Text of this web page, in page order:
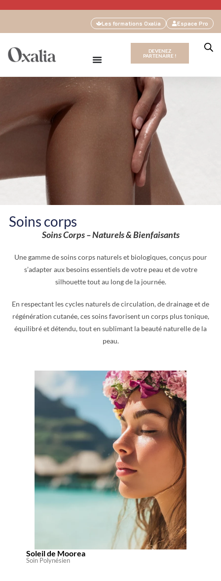
Espace Pro
Les formations Oxalia
DEVENEZ
PARTENAIRE !
Soins corps
Soins Corps – Naturels & Bienfaisants
Une gamme de soins corps naturels et biologiques, conçus pour
s’adapter aux besoins essentiels de votre peau et de votre
silhouette tout au long de la journée.
En respectant les cycles naturels de circulation, de drainage et de
régénération cutanée, ces soins favorisent un corps plus tonique,
équilibré et détendu, tout en sublimant la beauté naturelle de la
peau.
Soleil de Moorea
Soin Polynésien